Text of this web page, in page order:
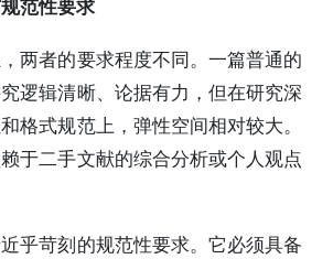
范性要求
两者的要求程度不同。一篇普通的
逻辑清晰、论据有力，但在研究深
格式规范上，弹性空间相对较大。
于二手文献的综合分析或个人观点
乎苛刻的规范性要求。它必须具备